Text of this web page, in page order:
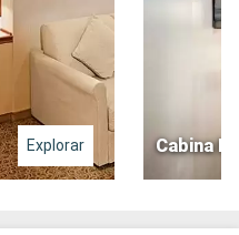
Explorar Cabina